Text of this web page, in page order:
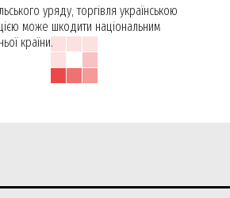
уряду, торгівля українською
може шкодити національним
країни.